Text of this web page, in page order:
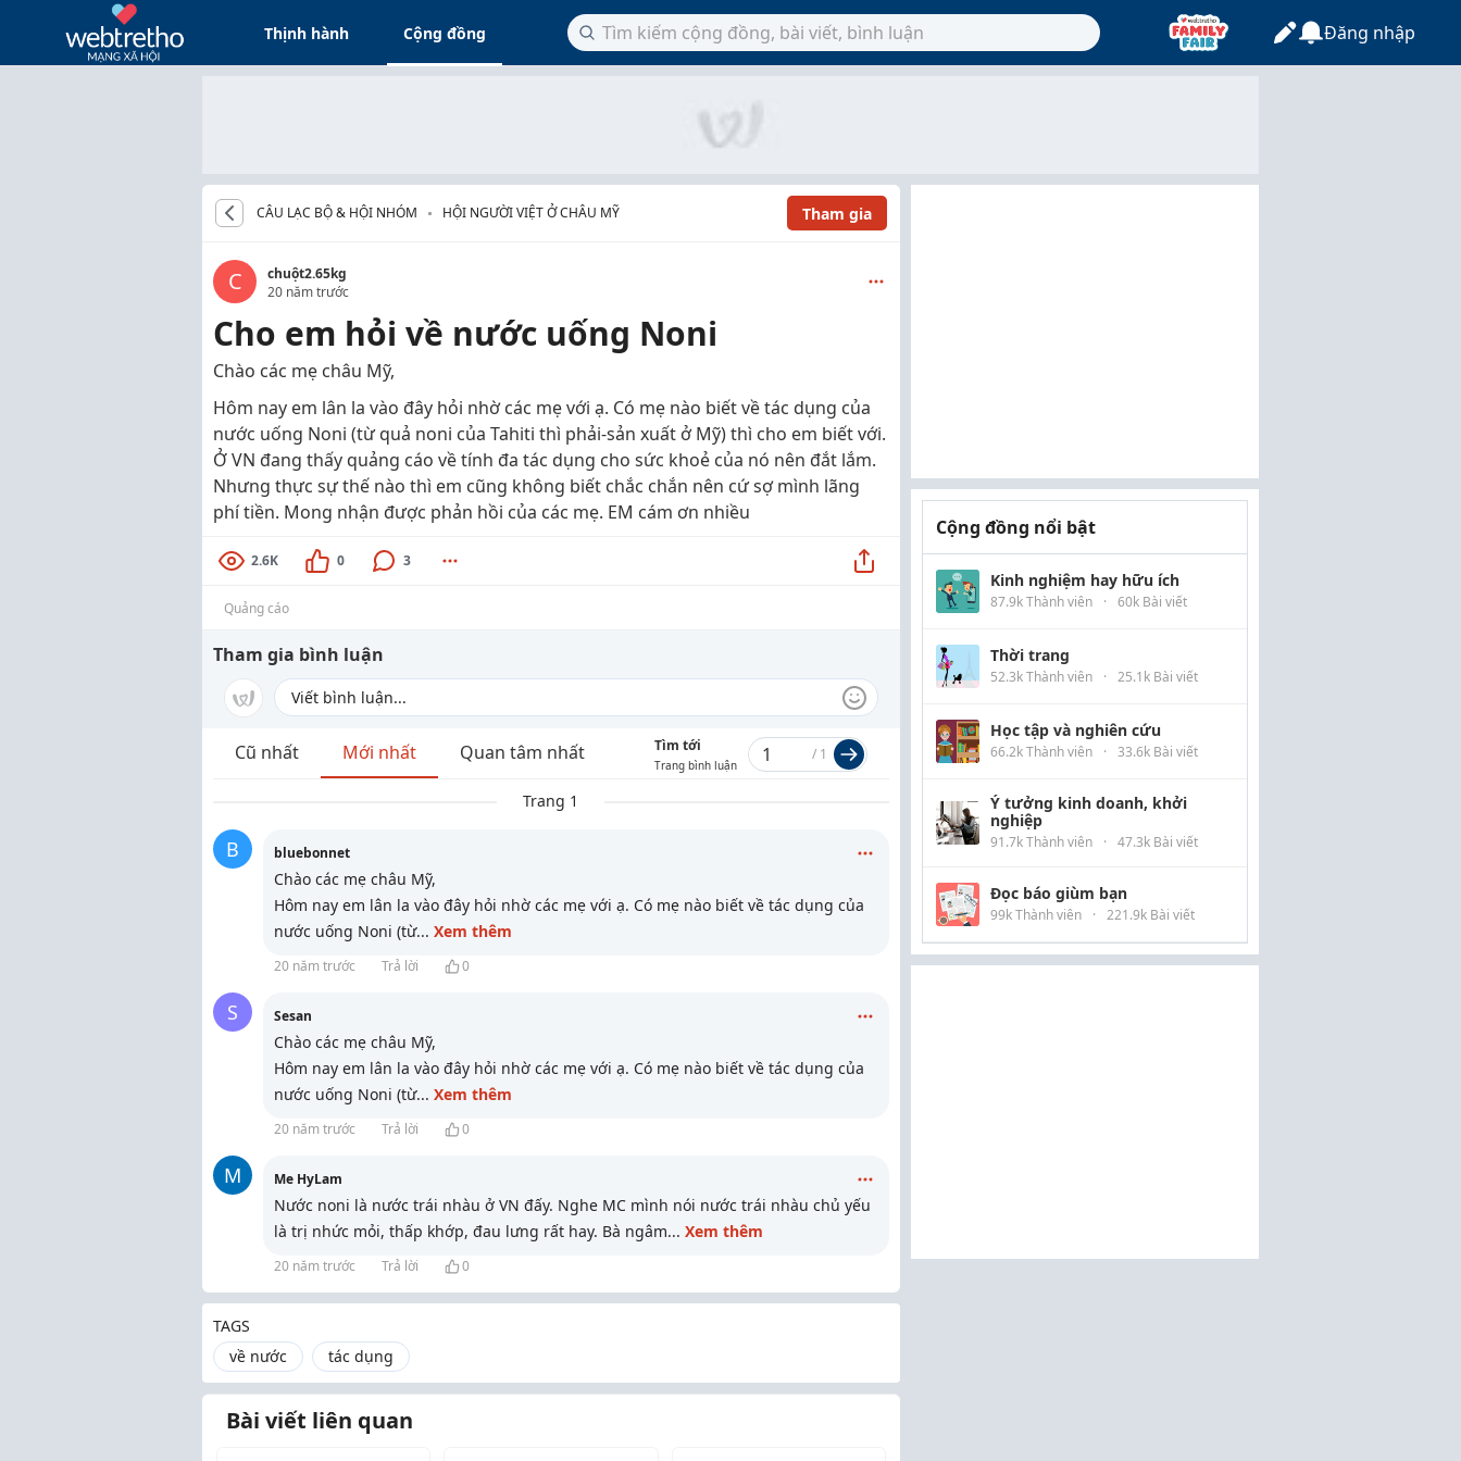
Thịnh hành Cộng đồng Đăng nhập
CÂU LẠC BỘ & HỘI NHÓM HỘI NGƯỜI VIỆT Ở CHÂU MỸ Tham gia
C
chuột2.65kg
20 năm trước
Cho em hỏi về nước uống Noni
Chào các mẹ châu Mỹ,
Hôm nay em lân la vào đây hỏi nhờ các mẹ với ạ. Có mẹ nào biết về tác dụng của
nước uống Noni (từ quả noni của Tahiti thì phải-sản xuất ở Mỹ) thì cho em biết với.
Ở VN đang thấy quảng cáo về tính đa tác dụng cho sức khoẻ của nó nên đắt lắm.
Nhưng thực sự thế nào thì em cũng không biết chắc chắn nên cứ sợ mình lãng
phí tiền. Mong nhận được phản hồi của các mẹ. EM cám ơn nhiều
2.6K 0 3
Quảng cáo
Tham gia bình luận
Cũ nhất Mới nhất Quan tâm nhất Tìm tới
Trang bình luận
/ 1
Trang 1
B bluebonnet
Chào các mẹ châu Mỹ,
Hôm nay em lân la vào đây hỏi nhờ các mẹ với ạ. Có mẹ nào biết về tác dụng của
nước uống Noni (từ... Xem thêm
20 năm trước Trả lời 0
S Sesan
Chào các mẹ châu Mỹ,
Hôm nay em lân la vào đây hỏi nhờ các mẹ với ạ. Có mẹ nào biết về tác dụng của
nước uống Noni (từ... Xem thêm
20 năm trước Trả lời 0
M Me HyLam
Nước noni là nước trái nhàu ở VN đấy. Nghe MC mình nói nước trái nhàu chủ yếu
là trị nhức mỏi, thấp khớp, đau lưng rất hay. Bà ngâm... Xem thêm
20 năm trước Trả lời 0
TAGS
về nước
tác dụng
Bài viết liên quan
Cộng đồng nổi bật
Kinh nghiệm hay hữu ích
87.9k Thành viên · 60k Bài viết
Thời trang
52.3k Thành viên · 25.1k Bài viết
Học tập và nghiên cứu
66.2k Thành viên · 33.6k Bài viết
Ý tưởng kinh doanh, khởi
nghiệp
91.7k Thành viên · 47.3k Bài viết
Đọc báo giùm bạn
99k Thành viên · 221.9k Bài viết